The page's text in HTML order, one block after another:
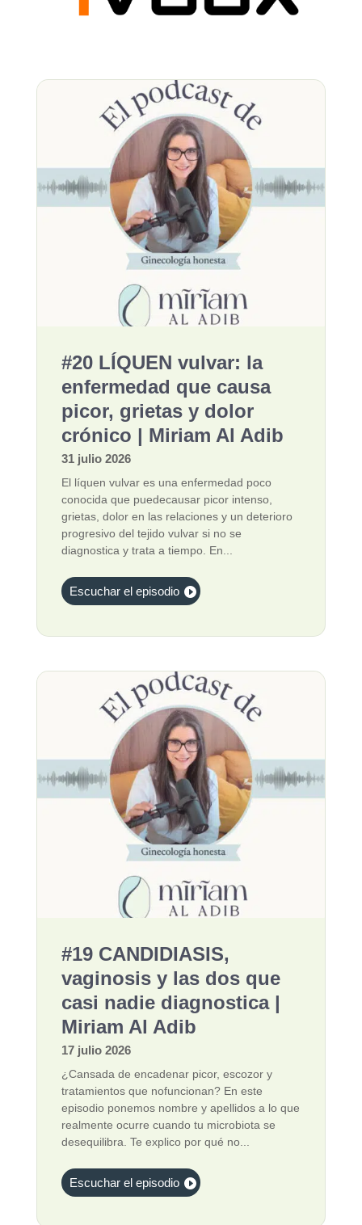
#20 LÍQUEN vulvar: la
enfermedad que causa
picor, grietas y dolor
crónico | Miriam Al Adib
31 julio 2026
El líquen vulvar es una enfermedad poco
conocida que puedecausar picor intenso,
grietas, dolor en las relaciones y un deterioro
progresivo del tejido vulvar si no se
diagnostica y trata a tiempo. En...
Escuchar el episodio
#19 CANDIDIASIS,
vaginosis y las dos que
casi nadie diagnostica |
Miriam Al Adib
17 julio 2026
¿Cansada de encadenar picor, escozor y
tratamientos que nofuncionan? En este
episodio ponemos nombre y apellidos a lo que
realmente ocurre cuando tu microbiota se
desequilibra. Te explico por qué no...
Escuchar el episodio